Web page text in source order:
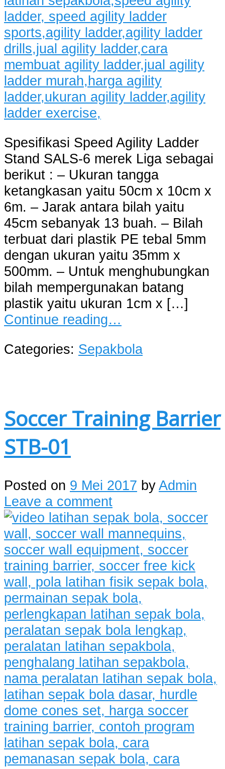
Spesifikasi Speed Agility Ladder
Stand SALS-6 merek Liga sebagai
berikut : – Ukuran tangga
ketangkasan yaitu 50cm x 10cm x
6m. – Jarak antara bilah yaitu
45cm sebanyak 13 buah. – Bilah
terbuat dari plastik PE tebal 5mm
dengan ukuran yaitu 35mm x
500mm. – Untuk menghubungkan
bilah mempergunakan batang
plastik yaitu ukuran 1cm x […]
Continue reading…
Categories: Sepakbola
Soccer Training Barrier
STB-01
Posted on 9 Mei 2017 byAdmin
Leave a comment